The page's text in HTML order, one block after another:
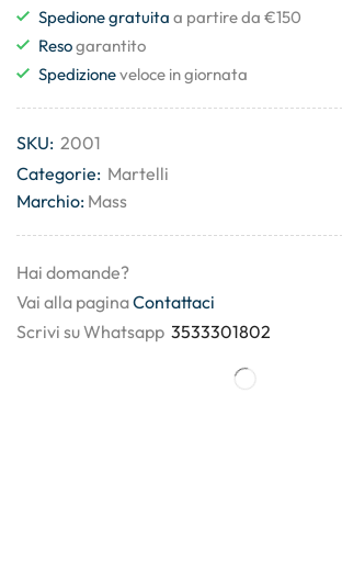
Spedione gratuita a partire da €150
Resogarantito
Spedizioneveloce in giornata
SKU: 2001
Categorie: Martelli
Marchio: Mass
Hai domande?
Vai alla paginaContattaci
Scrivi su Whatsapp 3533301802